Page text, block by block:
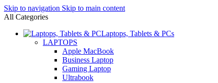
Skip to navigation Skip to main content
All Categories
Laptops, Tablets & PCs
LAPTOPS
Apple MacBook
Business Laptop
Gaming Laptop
Ultrabook